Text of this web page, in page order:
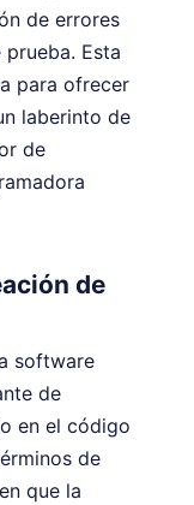
de errores
Esta
para ofrecer
laberinto de
de
de
software
de
en el código
de
que la